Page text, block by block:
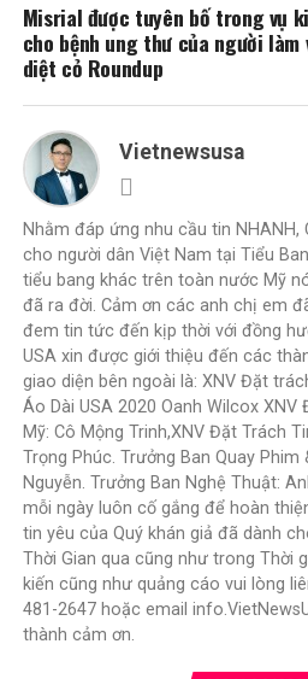
Misrial được tuyên bố trong vụ
cho bệnh ung thư của người
diệt cỏ Roundup
Vietnewsusa
Nhằm đáp ứng nhu cầu tin NHANH,
cho người dân Việt Nam tại Tiểu
tiểu bang khác trên toàn nước Mỹ
đã ra đời. Cảm ơn các anh chị em
đem tin tức đến kịp thời với đồng
USA xin được giới thiệu đến các
giao diện bên ngoài là: XNV Đặt
Áo Dài USA 2020 Oanh Wilcox
Mỹ: Cô Mộng Trinh,XNV Đặt Trách
Trọng Phúc. Trưởng Ban Quay Phim
Nguyễn. Trưởng Ban Nghệ Thuật:
mỗi ngày luôn cố gắng để hoàn
tin yêu của Quý khán giả đã dành
Thời Gian qua cũng như trong Thời
kiến cũng như quảng cáo vui lòng
481-2647 hoặc email
thành cảm ơn.